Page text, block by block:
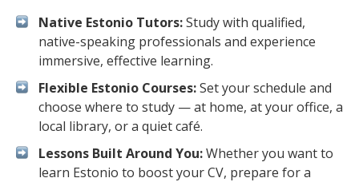
Native Estonio Tutors:Study with qualified,
native-speaking professionals and experience
immersive, effective learning.
Flexible Estonio Courses:Set your schedule and
choose where to study — at home, at your office, a
local library, or a quiet café.
Lessons Built Around You:Whether you want to
learn Estonio to boost your CV, prepare for a